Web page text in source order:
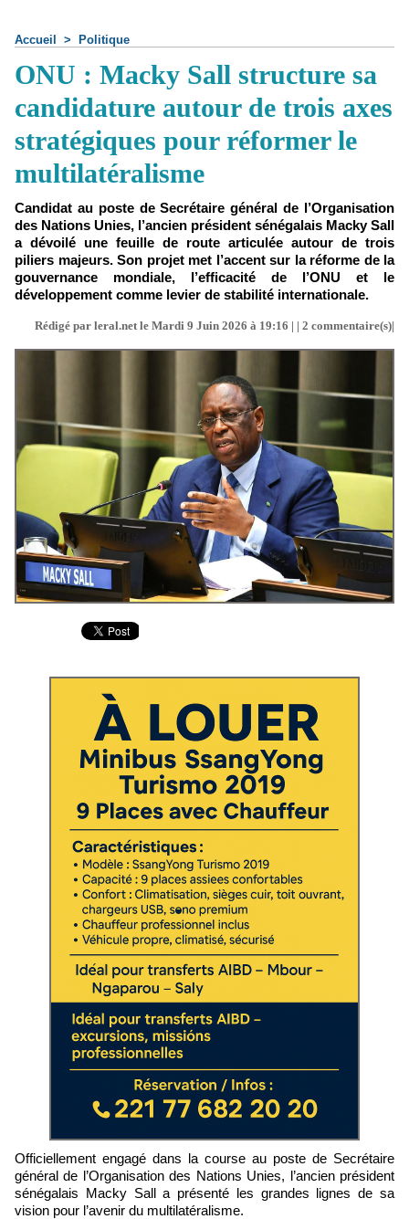
Accueil > Politique
ONU : Macky Sall structure sa
candidature autour de trois axes
stratégiques pour réformer le
multilatéralisme
Candidat au poste de Secrétaire général de l’Organisation
des Nations Unies, l’ancien président sénégalais Macky Sall
a dévoilé une feuille de route articulée autour de trois
piliers majeurs. Son projet met l’accent sur la réforme de la
gouvernance mondiale, l’efficacité de l’ONU et le
développement comme levier de stabilité internationale.
Rédigé par leral.net le Mardi 9 Juin 2026 à 19:16 | | 2 commentaire(s)|
Officiellement engagé dans la course au poste de Secrétaire
général de l’Organisation des Nations Unies, l’ancien président
sénégalais Macky Sall a présenté les grandes lignes de sa
vision pour l’avenir du multilatéralisme.